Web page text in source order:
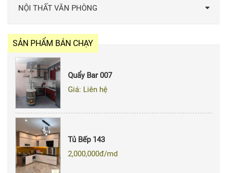
NỘI THẤT VĂN PHÒNG
SẢN PHẨM BÁN CHẠY
Quẩy Bar 007
Giá: Liên hệ
Tủ Bếp 143
2,000,000đ/md